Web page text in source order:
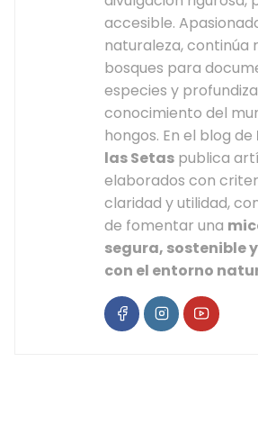
accesible.
naturaleza, continúa
bosques para
especies y
conocimiento del
hongos. En el blog de
las Setas publica
elaborados con
claridad y utilidad,
de fomentar una
segura, sostenible
con el entorno